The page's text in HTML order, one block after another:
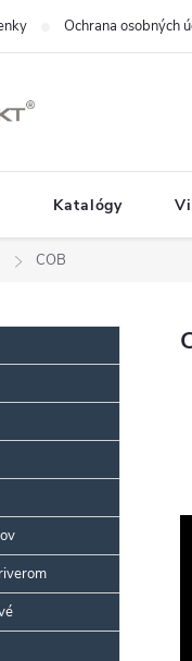
Ochrana osobných
Katalógy
COB